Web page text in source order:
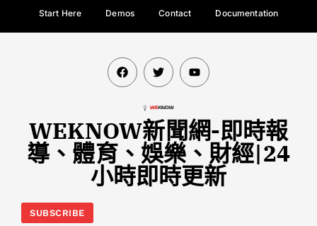
Start Here Demos Contact Documentation
WEKNOW新聞網-即時報
導、體育、娛樂、財經|24
小時即時更新
SUBSCRIBE